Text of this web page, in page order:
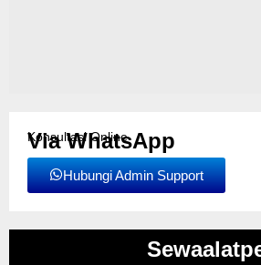
Konsultasi Online
Via WhatsApp
Hubungi Admin Support